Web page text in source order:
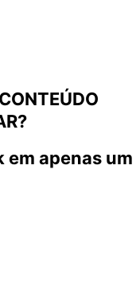
em apenas um